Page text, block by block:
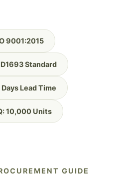
9001:2015
D1693 Standard
Lead Time
10,000 Units
GUIDE